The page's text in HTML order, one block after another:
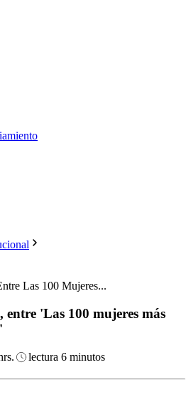
Las 100 Mujeres...
entre 'Las 100 mujeres más
lectura 6 minutos